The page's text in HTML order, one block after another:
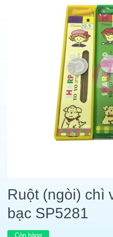
Ruột (ngòi) chì
bạc SP5281
Còn hàng